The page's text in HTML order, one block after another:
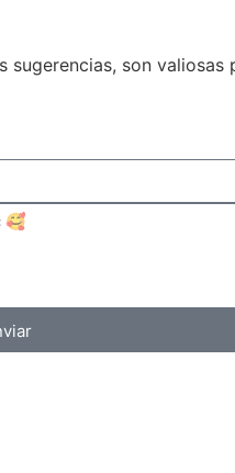
son valiosas